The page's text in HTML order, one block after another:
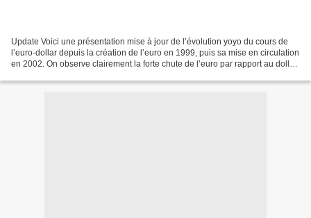
Update Voici une présentation mise à jour de l’évolution yoyo du cours de
l’euro-dollar depuis la création de l’euro en 1999, puis sa mise en circulation
en 2002. On observe clairement la forte chute de l’euro par rapport au dollar